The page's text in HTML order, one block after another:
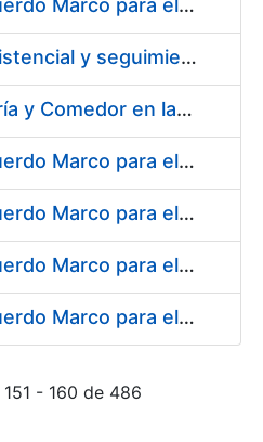
Suscripción de Acuerdo Marco para el Suministro de Material de Electricidad para la Fábrica de Papel de Seguridad de la FNMT-RCM en Burgos
Servicio médico asistencial y seguimiento del absentismo laboral para la FNMT-RCM en su sede de Burgos
Servicio de Cafetería y Comedor en la Sede Central de la Fábrica Nacional de Moneda y Timbre-Real Casa de la Moneda en Madrid
Suscripción de Acuerdo Marco para el Suministro de Herramienta y Materiales Específicos para Mecanizado
Suscripción de Acuerdo Marco para el Suministro de Material de Electricidad
Suscripción de Acuerdo Marco para el Suministro de Repuestos Específicos de Maquinaria
Suscripción de Acuerdo Marco para el Suministro de Material de Transmisiones de Potencia, Rodamientos, Estanqueidad e Hidráulica
- 160 de 486